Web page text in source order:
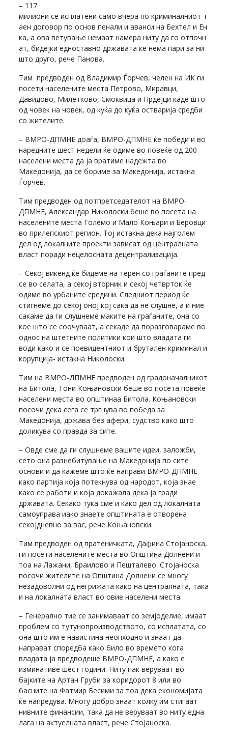
– 117
милиони се исплатени само вчера по криминалниот т
аен договор по основ пенали и аванси на Бехтел и Ен
ка, а ова ветување немаат намера ниту да го отпочн
ат, бидејки едноставно државата ке нема пари за ни
што друго, рече Панова.
Тим предводен од Владимир Ѓорчев, челен на ИК ги
посети населените места Петрово, Миравци,
Давидово, Милетково, Смоквица и Прдејци каде што
од човек на човек, од куќа до куќа остварија средби
со жителите.
– ВМРО-ДПМНЕ доаѓа, ВМРО-ДПМНЕ ќе победи и во
наредните шест недели ќе одиме во повеќе од 200
населени места да ја вратиме надежта во
Македонија, да се бориме за Македонија, истакна
Ѓорчев.
Тим предводен од потпретседателот на ВМРО-
ДПМНЕ, Александар Николоски беше во посета на
населените места Големо и Мало Коњари и Беровци
во прилепскиот регион. Тој истакна дека најголем
дел од локалните проекти зависат од централната
власт поради нецелосната децентрализација.
– Секој викенд ќе бидеме на терен со граѓаните пред
се во селата, а секој вторник и секој четврток ќе
одиме во урбаните средини. Следниот период ќе
стигнеме до секој оној кој сака да не слушне, а и ние
сакаме да ги слушнеме маките на граѓаните, она со
кое што се соочуваат, а секаде да поразговараме во
однос на штетните политики кои што владата ги
води како и се поевидентниот и брутален криминал и
корупција- истакна Николоски.
Тим на ВМРО-ДПМНЕ предводен од градоначалникот
на Битола, Тони Коњановски беше во посета повеќе
населени места во општинаа Битола. Коњановски
посочи дека сега се тргнува во победа за
Македонија, држава без афери, судство како што
доликува со правда за сите.
– Овде сме да ги слушнеме вашите идеи, заложби,
сето она разнебитување на Македонија по сите
основи и да кажеме што ќе направи ВМРО-ДПМНЕ
како партија која потекнува од народот, која знае
како се работи и која докажала дека ја гради
државата. Секако тука сме и како дел од локалната
самоуправа иако знаете општината е отворена
секојдневно за вас, рече Коњановски.
Тим предводен од пратеничката, Дафина Стојаноска,
ги посети населените места во Општина Долнени и
тоа на Лажани, Браилово и Пешталево. Стојаноска
посочи жителите на Општина Долнени се многу
незадоволни од негрижата како на централната, така
и на локалната власт во овие населени места.
– Генерално тие се занимаваат со земјоделие, имаат
проблем со тутунопроизводството, со исплатата, со
она што им е навистина неопходно и знаат да
направат споредба како било во времето кога
владата ја предводеше ВМРО-ДПМНЕ, а како е
изминативе шест години. Ниту пак веруваат во
бајките на Артан Груби за коридорот 8 или во
басните на Фатмир Бесими за тоа дека економијата
ќе напредува. Многу добро знаат колку им стигаат
нивните финансии, така да не веруваат во ниту една
лага на актуелната власт, рече Стојаноска.